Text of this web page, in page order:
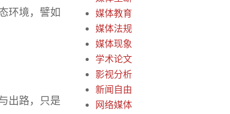
环境，譬如
出路，只是
媒体教育
媒体法规
媒体现象
学术论文
影视分析
新闻自由
网络媒体